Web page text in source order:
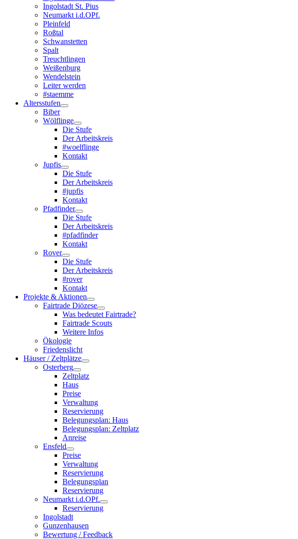
Ingolstadt St. Pius
Neumarkt i.d.OPf.
Pleinfeld
Roßtal
Schwanstetten
Spalt
Treuchtlingen
Weißenburg
Wendelstein
Leiter werden
#staemme
Altersstufen
Biber
Wölflinge
Die Stufe
Der Arbeitskreis
#woelflinge
Kontakt
Jupfis
Die Stufe
Der Arbeitskreis
#jupfis
Kontakt
Pfadfinder
Die Stufe
Der Arbeitskreis
#pfadfinder
Kontakt
Rover
Die Stufe
Der Arbeitskreis
#rover
Kontakt
Projekte & Aktionen
Fairtrade Diözese
Was bedeutet Fairtrade?
Fairtrade Scouts
Weitere Infos
Ökologie
Friedenslicht
Häuser / Zeltplätze
Osterberg
Zeltplatz
Haus
Preise
Verwaltung
Reservierung
Belegungsplan: Haus
Belegungsplan: Zeltplatz
Anreise
Ensfeld
Preise
Verwaltung
Reservierung
Belegungsplan
Reservierung
Neumarkt i.d.OPf.
Reservierung
Ingolstadt
Gunzenhausen
Bewertung / Feedback